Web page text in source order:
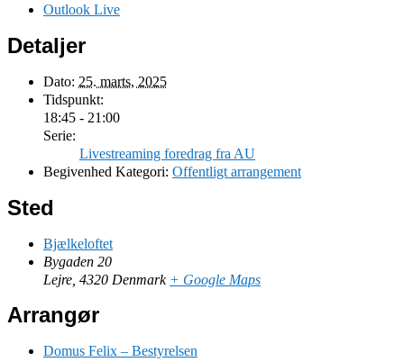
Outlook Live
Detaljer
Dato: 25. marts, 2025
Tidspunkt:
18:45 - 21:00
Serie:
Livestreaming foredrag fra AU
Begivenhed Kategori: Offentligt arrangement
Sted
Bjælkeloftet
Bygaden 20
Lejre 4320 Denmark + Google Maps
Arrangør
Domus Felix – Bestyrelsen